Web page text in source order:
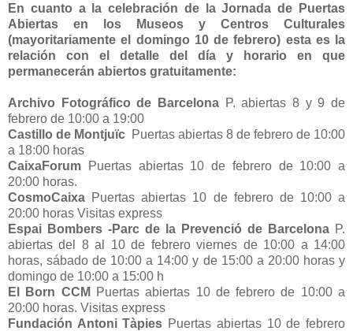
En cuanto a la celebración de la Jornada de Puertas
Abiertas en los Museos y Centros Culturales
(mayoritariamente el domingo 10 de febrero) esta es la
relación con el detalle del día y horario en que
permanecerán abiertos gratuitamente:
Archivo Fotográfico de Barcelona P. abiertas 8 y 9 de
febrero de 10:00 a 19:00
Castillo de Montjuïc Puertas abiertas 8 de febrero de 10:00
a 18:00 horas
CaixaForum
Puertas abiertas 10 de febrero de 10:00 a
20:00 horas.
CosmoCaixa Puertas abiertas 10 de febrero de 10:00 a
20:00 horas Visitas express
Espai Bombers -Parc de la Prevenció de Barcelona P.
abiertas del 8 al 10 de febrero viernes de 10:00 a 14:00
horas, sábado de 10:00 a 14:00 y de 15:00 a 20:00 horas y
domingo de 10:00 a 15:00 h
El Born CCM
Puertas abiertas 10 de febrero de 10:00 a
20:00 horas. Visitas express
Fundación Antoni Tàpies Puertas abiertas 10 de febrero